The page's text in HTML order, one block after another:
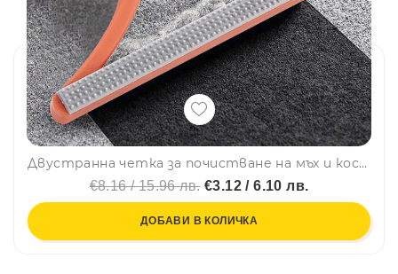
Двустранна четка за почистване на мъх и косми от тъканите, силиконова
€8.16 / 15.96 лв.€3.12 / 6.10 лв.
ДОБАВИ В КОЛИЧКА